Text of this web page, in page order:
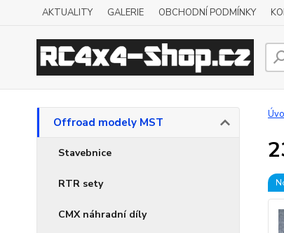
AKTUALITY GALERIE OBCHODNÍ PODMÍNKY
Offroad modely MST
Stavebnice
RTR sety
CMX náhradní díly